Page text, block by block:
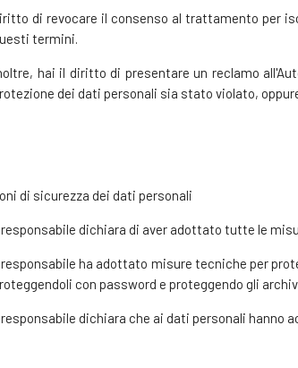
di revocare il consenso al trattamento per
termini.
hai il diritto di presentare un reclamo
dei dati personali sia stato violato,
di sicurezza dei dati personali
responsabile dichiara di aver adottato tutte le
responsabile ha adottato misure tecniche per
con password e proteggendo gli
responsabile dichiara che ai dati personali hanno